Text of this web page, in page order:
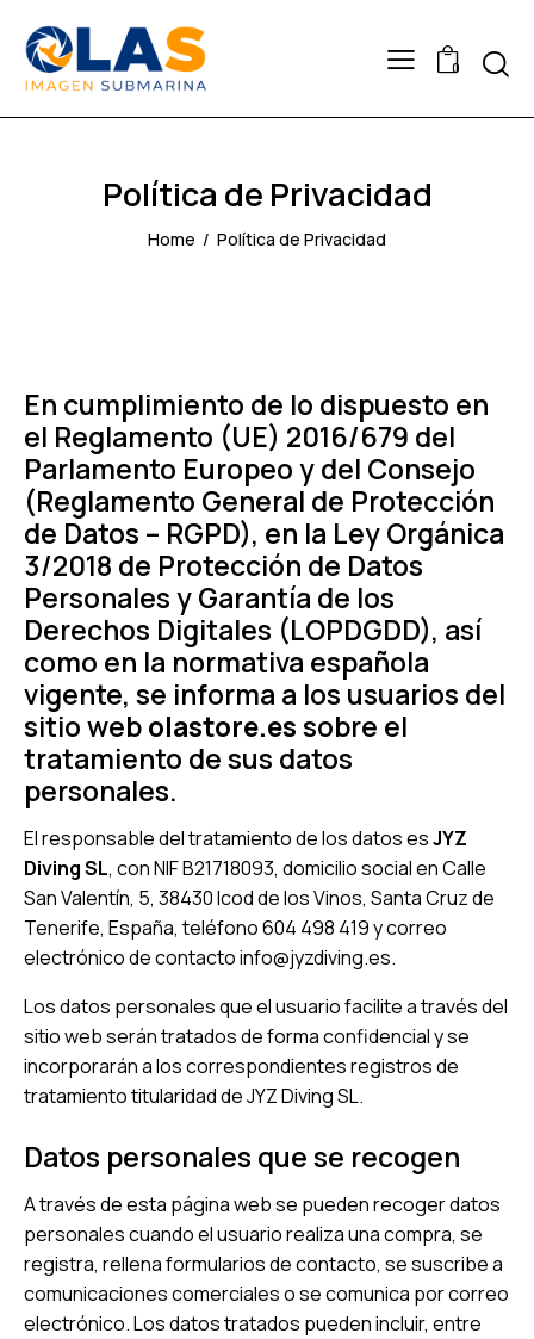
0
Política de Privacidad
Home Política de Privacidad
En cumplimiento de lo dispuesto en
el Reglamento (UE) 2016/679 del
Parlamento Europeo y del Consejo
(Reglamento General de Protección
de Datos – RGPD), en la Ley Orgánica
3/2018 de Protección de Datos
Personales y Garantía de los
Derechos Digitales (LOPDGDD), así
como en la normativa española
vigente, se informa a los usuarios del
sitio webolastore.essobre el
tratamiento de sus datos
personales.
El responsable del tratamiento de los datos esJYZ
Diving SL, con NIF B21718093, domicilio social en Calle
San Valentín, 5, 38430 Icod de los Vinos, Santa Cruz de
Tenerife, España, teléfono 604 498 419 y correo
electrónico de contactoinfo@jyzdiving.es.
Los datos personales que el usuario facilite a través del
sitio web serán tratados de forma confidencial y se
incorporarán a los correspondientes registros de
tratamiento titularidad de JYZ Diving SL.
Datos personales que se recogen
A través de esta página web se pueden recoger datos
personales cuando el usuario realiza una compra, se
registra, rellena formularios de contacto, se suscribe a
comunicaciones comerciales o se comunica por correo
electrónico. Los datos tratados pueden incluir, entre